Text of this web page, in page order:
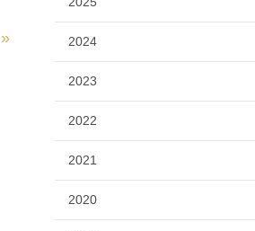
» 2024
2023
2022
2021
2020